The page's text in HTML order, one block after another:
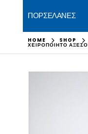
ΠΟΡΣΕΛΑΝΕΣ
HOME SHOP
ΧΕΙΡΟΠΟΊΗΤΟ